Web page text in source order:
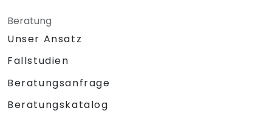
Beratung
Unser Ansatz
Fallstudien
Beratungsanfrage
Beratungskatalog